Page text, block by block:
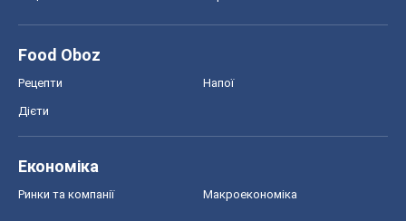
Food Oboz
Рецепти Напої
Дієти
Економіка
Ринки та компанії Макроекономіка